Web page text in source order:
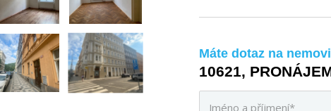
Máte dotaz na
10621,